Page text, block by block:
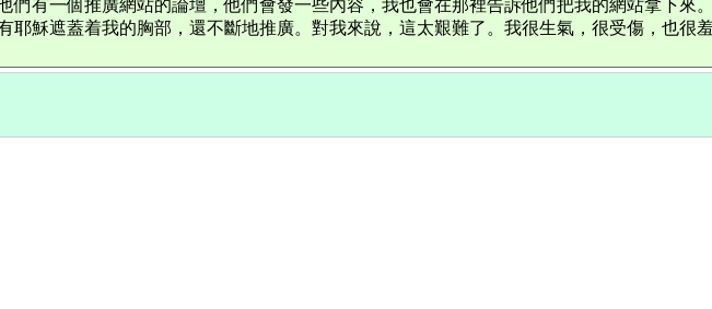
們有一個推廣網站的論壇，他們會發一些內容，我也會在那裡告訴他們把我的網站拿下來
耶穌遮蓋着我的胸部，還不斷地推廣。對我來說，這太艱難了。我很生氣，很受傷，也很